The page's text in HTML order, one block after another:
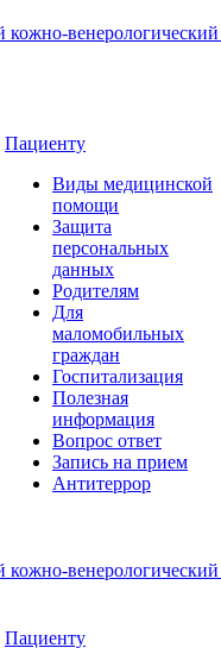
Пациенту
Виды медицинской
помощи
Защита
персональных
данных
Родителям
Для
маломобильных
граждан
Госпитализация
Полезная
информация
Вопрос ответ
Запись на прием
Антитеррор
Пациенту